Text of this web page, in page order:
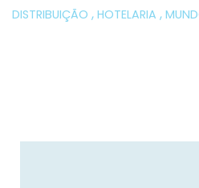
DISTRIBUIÇÃO , HOTELARIA ,